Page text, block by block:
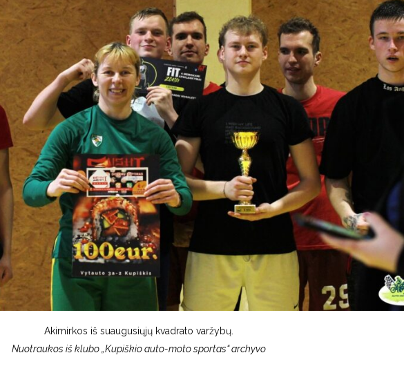
Akimirkos iš suaugusiųjų kvadrato varžybų.
Nuotraukos iš klubo „Kupiškio auto-moto sportas“ archyvo